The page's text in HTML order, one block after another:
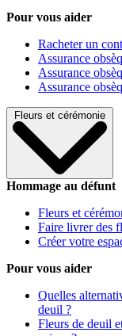
Pour vous aider
Racheter un
Assurance
Assurance
Assurance
Fleurs et cérémonie
Hommage au défunt
Fleurs et
Faire livrer des
Créer votre
Pour vous aider
Quelles
deuil ?
Fleurs de deuil